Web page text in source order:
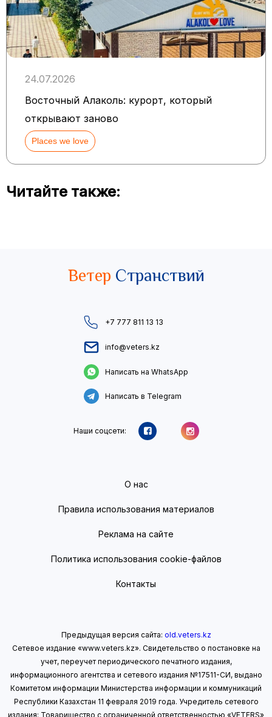
24.07.2026
Восточный Алаколь: курорт, который
открывают заново
Places we love
Читайте также:
Ветер Странствий
+7 777 811 13 13
info@veters.kz
Написать на WhatsApp
Написать в Telegram
Наши соцсети:
О нас
Правила использования материалов
Реклама на сайте
Политика использования cookie-файлов
Контакты
Предыдущая версия сайта: old.veters.kz
Сетевое издание «www.veters.kz». Свидетельство о постановке на
учет, переучет периодического печатного издания,
информационного агентства и сетевого издания №17511-СИ, выдано
Комитетом информации Министерства информации и коммуникаций
Республики Казахстан 11 февраля 2019 года. Учредитель сетевого
издания: Товарищество с ограниченной ответственностью «VETERS»